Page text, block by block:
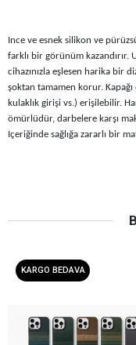
Ince ve esnek silikon ve
farklı bir görünüm kazandırır.
cihazınızla eşlesen harika bir
şoktan tamamen korur.
kulaklık girişi vs.) erişilebilir.
ömürlüdür, darbelere karşı
Içeriğinde sağlığa zararlı bir
KARGO BEDAVA